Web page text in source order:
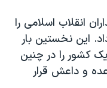
۹۸، سپاه پاسداران انقلاب اسلامی را
این نخستین بار
کشور را در چنین
و داعش قرار